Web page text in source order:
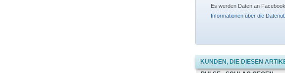
Es werden Daten an
Informationen über die
KUNDEN, DIE DIESEN